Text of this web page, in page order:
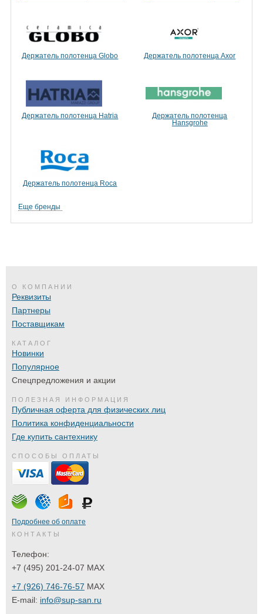
Держатель полотенца Globo Держатель полотенца Axor
Держатель полотенца Hatria
Держатель полотенца
Hansgrohe
Держатель полотенца Roca
Еще бренды
О КОМПАНИИ
Реквизиты
Партнеры
Поставщикам
КАТАЛОГ
Новинки
Популярное
Спецпредложения и акции
ПОЛЕЗНАЯ ИНФОРМАЦИЯ
Публичная оферта для физических лиц
Политика конфиденциальности
Где купить сантехнику
СПОСОБЫ ОПЛАТЫ
Подробнее об оплате
КОНТАКТЫ
Телефон:
+7 (495) 201-24-07 MAX
+7 (926) 746-76-57 MAX
E-mail: info@sup-san.ru